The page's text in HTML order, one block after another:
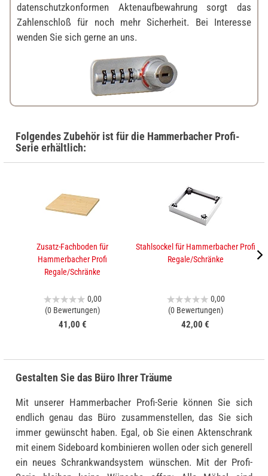
datenschutzkonformen Aktenaufbewahrung sorgt das
Zahlenschloß für noch mehr Sicherheit. Bei Interesse
wenden Sie sich gerne an uns.
Folgendes Zubehör ist für die Hammerbacher Profi-
Serie erhältlich:
Zusatz-Fachboden für
Hammerbacher Profi
Regale/Schränke
0,00
(0 Bewertungen)
41,00 €
Stahlsockel für Hammerbacher Profi
Regale/Schränke
0,00
(0 Bewertungen)
42,00 €
Gestalten Sie das Büro Ihrer Träume
Mit unserer Hammerbacher Profi-Serie können Sie sich
endlich genau das Büro zusammenstellen, das Sie sich
immer gewünscht haben. Egal, ob Sie einen Aktenschrank
mit einem Sideboard kombinieren wollen oder sich generell
ein neues Schrankwandsystem wünschen. Mit der Profi-